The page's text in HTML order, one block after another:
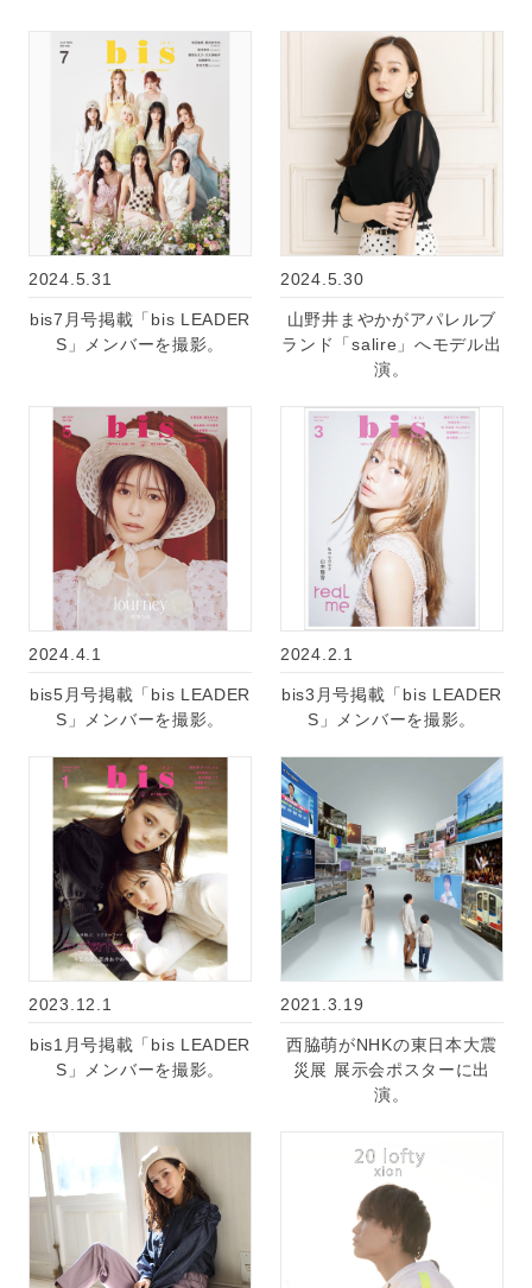
2024.5.31
bis7月号掲載「bis LEADER
S」メンバーを撮影。
2024.5.30
山野井まやかがアパレルブ
ランド「salire」へモデル出
演。
2024.4.1
bis5月号掲載「bis LEADER
S」メンバーを撮影。
2024.2.1
bis3月号掲載「bis LEADER
S」メンバーを撮影。
2023.12.1
bis1月号掲載「bis LEADER
S」メンバーを撮影。
2021.3.19
西脇萌がNHKの東日本大震
災展 展示会ポスターに出
演。